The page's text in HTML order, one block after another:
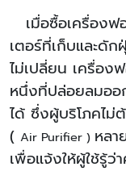
เมื่อซื้อเครื่อง
เตอร์ที่เก็บและดั
ไม่เปลี่ยน เครื่อง
หนึ่งที่ปล่อยลมออ
ได้ ซึ่งผู้บริโภคไม่
( Air Purifier ) หลา
เพื่อแจ้งให้ผู้ใช้รู้ว่